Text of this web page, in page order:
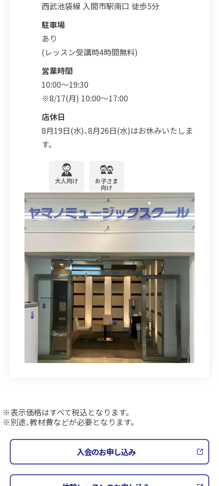
西武池袋線 入間市駅南口 徒歩5分
駐車場
あり
(レッスン受講時4時間無料)
営業時間
10:00～19:30
※8/17(月) 10:00～17:00
店休日
8月19日(水)、8月26日(水)はお休みいたしま
す。
大人向け
お子さま
向け
表示価格はすべて税込となります。
別途、教材費などが必要となります。
入会のお申し込み